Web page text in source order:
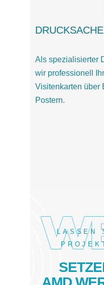
Als spezialisierter
wir professionell
Visitenkarten über
Postern.
LASSEN